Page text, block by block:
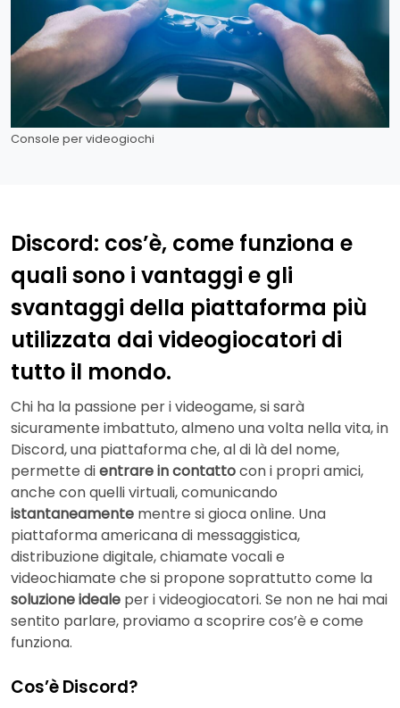
Console per videogiochi
Discord: cos’è, come funziona e
quali sono i vantaggi e gli
svantaggi della piattaforma più
utilizzata dai videogiocatori di
tutto il mondo.
Chi ha la passione per i videogame, si sarà
sicuramente imbattuto, almeno una volta nella vita, in
Discord, una piattaforma che, al di là del nome,
permette dientrare in contattocon i propri amici,
anche con quelli virtuali, comunicando
istantaneamente mentre si gioca online. Una
piattaforma americana di messaggistica,
distribuzione digitale, chiamate vocali e
videochiamate che si propone soprattutto come la
soluzione ideale per i videogiocatori. Se non ne hai mai
sentito parlare, proviamo a scoprire cos’è e come
funziona.
Cos’è Discord?